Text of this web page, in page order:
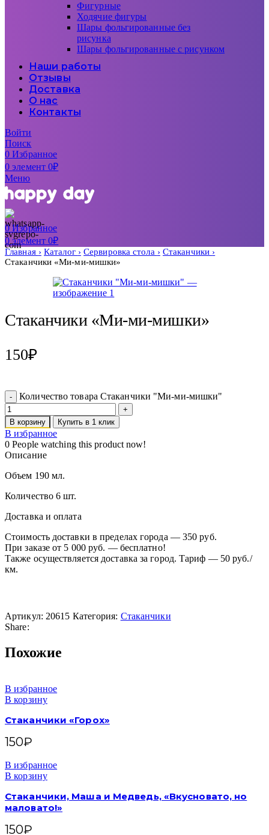
Фигурные
Ходячие фигуры
Шары фольгированные без
рисунка
Шары фольгированные с рисунком
Наши работы
Отзывы
Доставка
О нас
Контакты
Войти
Поиск
0Избранное
0элемент 0₽
Меню
0Избранное
0элемент 0₽
Главная Каталог Сервировка стола
Стаканчики
Стаканчики «Ми-ми-мишки»
Стаканчики «Ми-ми-мишки»
150₽
Количество товара Стаканчики "Ми-ми-мишки"
В корзину Купить в 1 клик
В избранное
0 People watching this product now!
Описание
Объем 190 мл.
Количество 6 шт.
Доставка и оплата
Стоимость доставки в пределах города — 350 руб.
При заказе от 5 000 руб. — бесплатно!
Также осуществляется доставка за город. Тариф — 50 руб./
км.
Артикул: 20615 Категория: Стаканчики
Share:
Похожие
В избранное
В корзину
Стаканчики «Горох»
150₽
В избранное
В корзину
Стаканчики, Маша и Медведь, «Вкусновато, но
маловато!»
150₽